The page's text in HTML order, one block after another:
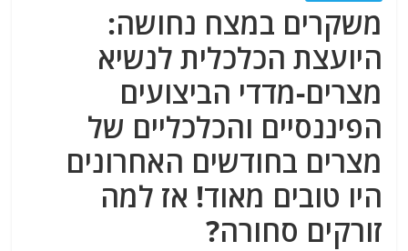
משקרים במצח נחושה:
היועצת הכלכלית לנשיא
מצרים-מדדי הביצועים
הפיננסיים והכלכליים של
מצרים בחודשים האחרונים
היו טובים מאוד! אז למה
זורקים סחורה?